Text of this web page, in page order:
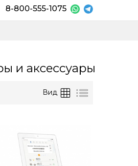
8-800-555-1075
и аксессуары
Вид СеткаСписок